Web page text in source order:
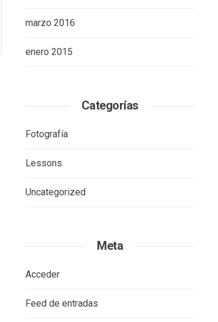
marzo 2016
enero 2015
Categorías
Fotografía
Lessons
Uncategorized
Meta
Acceder
Feed de entradas